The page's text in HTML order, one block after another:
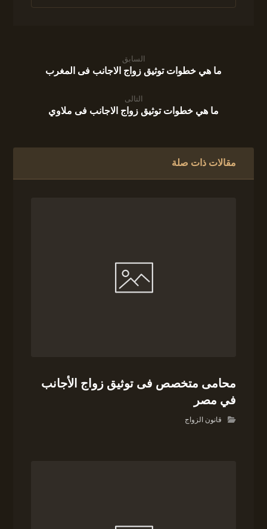
السابق
ما هي خطوات توثيق زواج الاجانب فى المغرب
التالى
ما هي خطوات توثيق زواج الاجانب فى ملاوي
مقالات ذات صلة
محامى متخصص فى توثيق زواج الأجانب
في مصر
قانون الزواج